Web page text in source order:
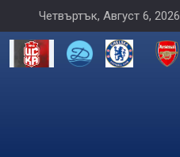
Четвъртък, Август 6, 2026